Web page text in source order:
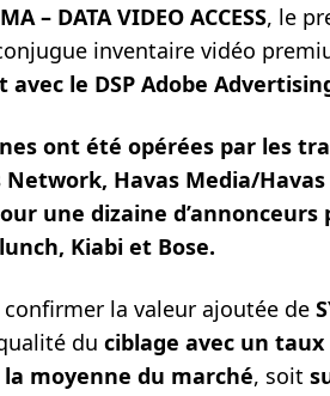
– DATA VIDEO ACCESS, le
inventaire vidéo
le DSP Adobe
ont été opérées par les
Havas Media/Havas
une dizaine d’annonceurs
Kiabi et Bose.
la valeur ajoutée de
du ciblage avec un taux
moyenne du marché, soit